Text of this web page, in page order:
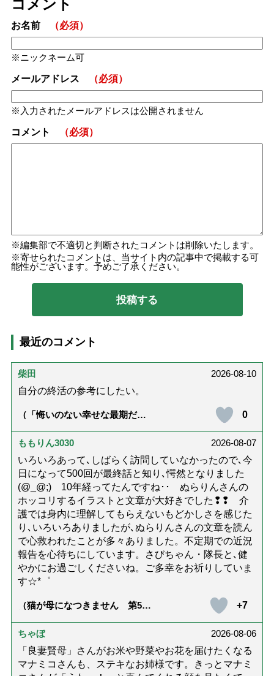
コメント
お名前 （必須）
ニックネーム可
メールアドレス （必須）
入力されたメールアドレスは公開されません
コメント （必須）
編集部で不適切と判断されたコメントは削除いたします。
寄せられたコメントは、当サイト内の記事中で掲載する可
能性がございます。予めご了承ください。
最近のコメント
柴田
2026-08-10
自分の終活の参考にしたい。
（「悔いのない幸せな最期だっ
り返る母の在宅介護と看取り｜
幸せな在宅死のために医師が教
0
ももりん3030
2026-08-07
いろいろあって､しばらく訪問していなかったので､今
日になって500回が最終話と知り､愕然となりました
(@_@;) 10年経ってたんですね･･ ぬらりんさんの
ホッコリするイラストと文章が大好きでした❢❢ 介
護では身内に理解してもらえないもどかしさを感じた
り､いろいろありましたが､ぬらりんさんの文章を読ん
で心救われたことが多々ありました。不定期での近況
報告を心待ちにしています。さびちゃん・隊長と､健
やかにお過ごしくださいね。ご多幸をお祈りしていま
す☆*゜
（猫が母になつきません 第500
+7
ちゃぼ
2026-08-06
「良妻賢母」さんがお米や野菜やお花を届けたくなる
マナミコさんも、ステキなお姉様です。きっとマナミ